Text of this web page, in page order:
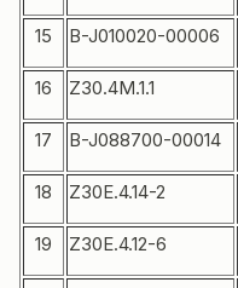
15 B-J010020-00006
16 Z30.4M.1.1
17 B-J088700-00014
18 Z30E.4.14-2
19 Z30E.4.12-6